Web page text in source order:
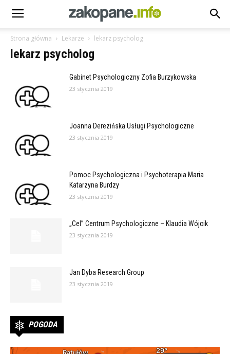
Strona główna Lekarze lekarz psycholog
lekarz psycholog
Gabinet Psychologiczny Zofia Burzykowska
23 stycznia 2019
Joanna Derezińska Usługi Psychologiczne
23 stycznia 2019
Pomoc Psychologiczna i Psychoterapia Maria
Katarzyna Burdzy
23 stycznia 2019
„Cel” Centrum Psychologiczne – Klaudia Wójcik
23 stycznia 2019
Jan Dyba Research Group
23 stycznia 2019
POGODA